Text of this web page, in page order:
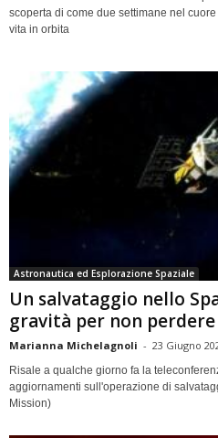
scoperta di come due settimane nel
vita in orbita
Astronautica ed Esplorazione Spaziale
Un salvataggio nello
gravità per non
Marianna Michelagnoli - 23 Giugno
Risale a qualche giorno fa la
aggiornamenti sull'operazione di
Mission)